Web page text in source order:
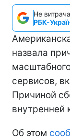
Не
РБК-
назвала
сервисов,
Причиной
внутренней
Об этом